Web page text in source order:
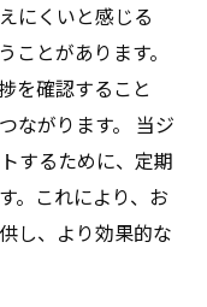
にくいと感じる
ことがあります。
を確認すること
ながります。 当ジ
するために、定期
。これにより、お
し、より効果的な